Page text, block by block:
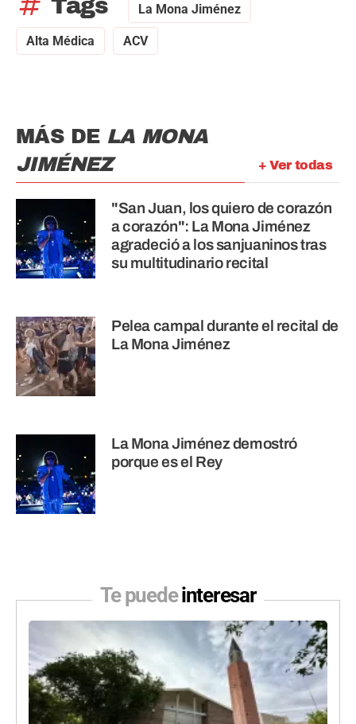
Tags La Mona Jiménez
Alta Médica ACV
+ Ver todas
MÁS DE LA MONA
JIMÉNEZ
"San Juan, los quiero de corazón
a corazón": La Mona Jiménez
agradeció a los sanjuaninos tras
su multitudinario recital
Pelea campal durante el recital de
La Mona Jiménez
La Mona Jiménez demostró
porque es el Rey
Te puedeinteresar